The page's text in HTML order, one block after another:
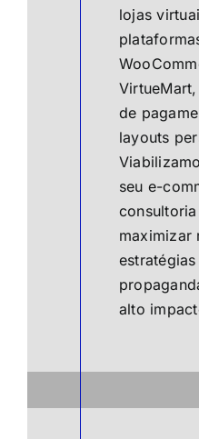
lojas
de
layouts
seu e-
maximizar
alto